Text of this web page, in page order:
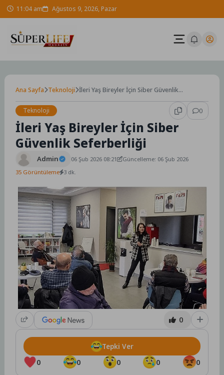
Skip 11:04 am Ağustos 9, 2026, Pazar
Ana Sayfa Teknoloji İleri Yaş Bireyler İçin Siber Güvenlik
Teknoloji
0
İleri Yaş Bireyler İçin Siber
Güvenlik Seferberliği
Admin 06 Şub 2026 08:21
Güncelleme: 06 Şub 2026
35 Görüntüleme 3 dk.
0
0 0 0 0 0
Tepki Ver